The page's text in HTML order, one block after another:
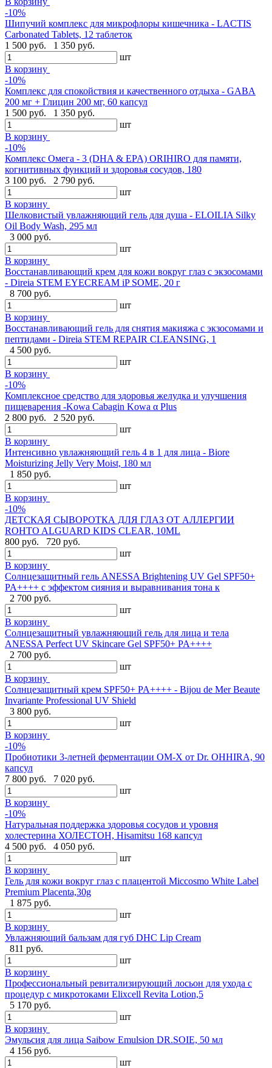
-10%
Шипучий комплекс для микрофлоры кишечника - LACTIS
Carbonated Tablets, 12 таблеток
1 500 руб.
1 350 руб.
шт
В корзину
-10%
Комплекс для спокойствия и качественного отдыха - GABA
200 мг + Глицин 200 мг, 60 капсул
1 500 руб.
1 350 руб.
шт
В корзину
-10%
Комплекс Омега - 3 (DHA & EPA) ORIHIRO для памяти,
когнитивных функций и здоровья сосудов, 180
3 100 руб.
2 790 руб.
шт
В корзину
Шелковистый увлажняющий гель для душа - ELOILIA Silky
Oil Body Wash, 295 мл
3 000 руб.
шт
В корзину
Восстанавливающий крем для кожи вокруг глаз с экзосомами
- Direia STEM EYECREAM iP SOME, 20 г
8 700 руб.
шт
В корзину
Восстанавливающий гель для снятия макияжа с экзосомами и
пептидами - Direia STEM REPAIR CLEANSING, 1
4 500 руб.
шт
В корзину
-10%
Комплексное средство для здоровья желудка и улучшения
пищеварения -Kowa Cabagin Kowa α Plus
2 800 руб.
2 520 руб.
шт
В корзину
Интенсивно увлажняющий гель 4 в 1 для лица - Biore
Moisturizing Jelly Very Moist, 180 мл
1 850 руб.
шт
В корзину
-10%
ДЕТСКАЯ СЫВОРОТКА ДЛЯ ГЛАЗ ОТ АЛЛЕРГИИ
ROHTO ALGUARD KIDS CLEAR, 10ML
800 руб.
720 руб.
шт
В корзину
Солнцезащитный гель ANESSA Brightening UV Gel SPF50+
PA++++ с эффектом сияния и выравнивания тона к
2 700 руб.
шт
В корзину
Солнцезащитный увлажняющий гель для лица и тела
ANESSA Perfect UV Skincare Gel SPF50+ PA++++
2 700 руб.
шт
В корзину
Cолнцезащитный крем SPF50+ PA++++ - Bijou de Mer Beaute
Invariante Professional UV Shield
3 800 руб.
шт
В корзину
-10%
Пробиотики 3-летней ферментации OM-X от Dr. OHHIRA, 90
капсул
7 800 руб.
7 020 руб.
шт
В корзину
-10%
Натуральная поддержка здоровья сосудов и уровня
холестерина ХОЛЕСТОН, Hisamitsu 168 капсул
4 500 руб.
4 050 руб.
шт
В корзину
Гель для кожи вокруг глаз с плацентой Miccosmo White Label
Premium Placenta,30g
1 875 руб.
шт
В корзину
Увлажняющий бальзам для губ DHC Lip Cream
811 руб.
шт
В корзину
Профессиональный ревитализирующий лосьон для ухода с
процедур с микротоками Elixcell Revita Lotion,5
5 170 руб.
шт
В корзину
Эмульсия для лица Saibow Emulsion DR.SOIE, 50 мл
4 156 руб.
шт